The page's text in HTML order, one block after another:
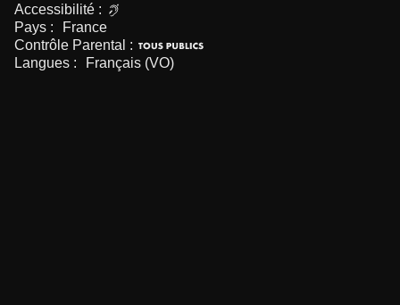
Accessibilité :
Pays :
France
Contrôle Parental :
Langues :
Français (VO)